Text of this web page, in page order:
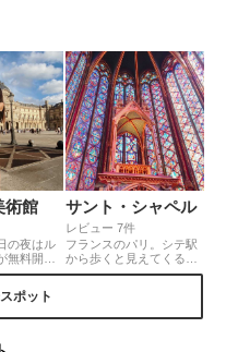
が写真は
ギフト
ティエで
んで💕
術館
の夜はル
無料開放
度ど
敵なメイ
る広場で
サント・シャペル
レビュー 7件
フランスのパリ。シテ駅
から歩くと見えてくるの
がノートルダム聖堂！美
トルダム聖堂から歩くこ
ポット